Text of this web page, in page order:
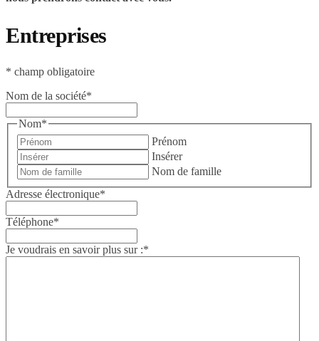
Entreprises
* champ obligatoire
Nom de la société*
Nom*
Prénom
Insérer
Nom de famille
Adresse électronique*
Téléphone*
Je voudrais en savoir plus sur :*